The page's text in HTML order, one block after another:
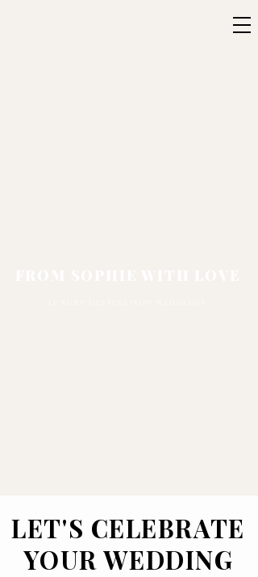
LET'S CELEBRATE
YOUR WEDDING